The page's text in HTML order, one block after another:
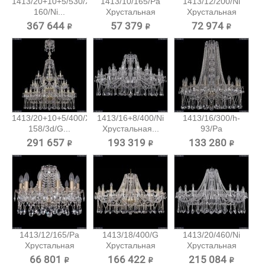
160/Ni...
367 644 ₽
Хрустальная
подвесная...
57 379 ₽
Хрустальная
подвесная...
72 974 ₽
1413/20+10+5/400/XL-
158/3d/G...
291 657 ₽
1413/16+8/400/Ni
Хрустальная...
193 319 ₽
1413/16/300/h-
93/Pa
Хрустальная...
133 280 ₽
1413/12/165/Pa
Хрустальная
подвесная...
66 801 ₽
1413/18/400/G
Хрустальная
подвесная...
166 422 ₽
1413/20/460/Ni
Хрустальная
подвесная...
215 084 ₽